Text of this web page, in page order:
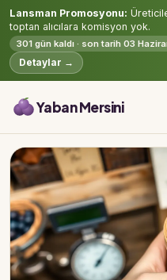
Lansman Promosyonu:
toptan alıcılara komisyon yok.
301 gün kaldı · son tarih 03
Detaylar →
Yaban Mersini